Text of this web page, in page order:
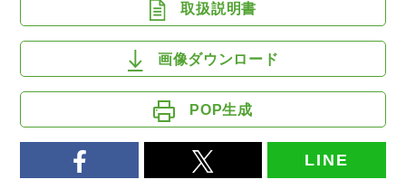
取扱説明書
画像ダウンロード
POP生成
LINE